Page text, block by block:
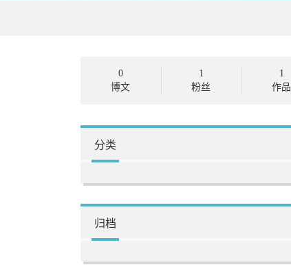
0
博文
1
粉丝
1
作品
分类
归档